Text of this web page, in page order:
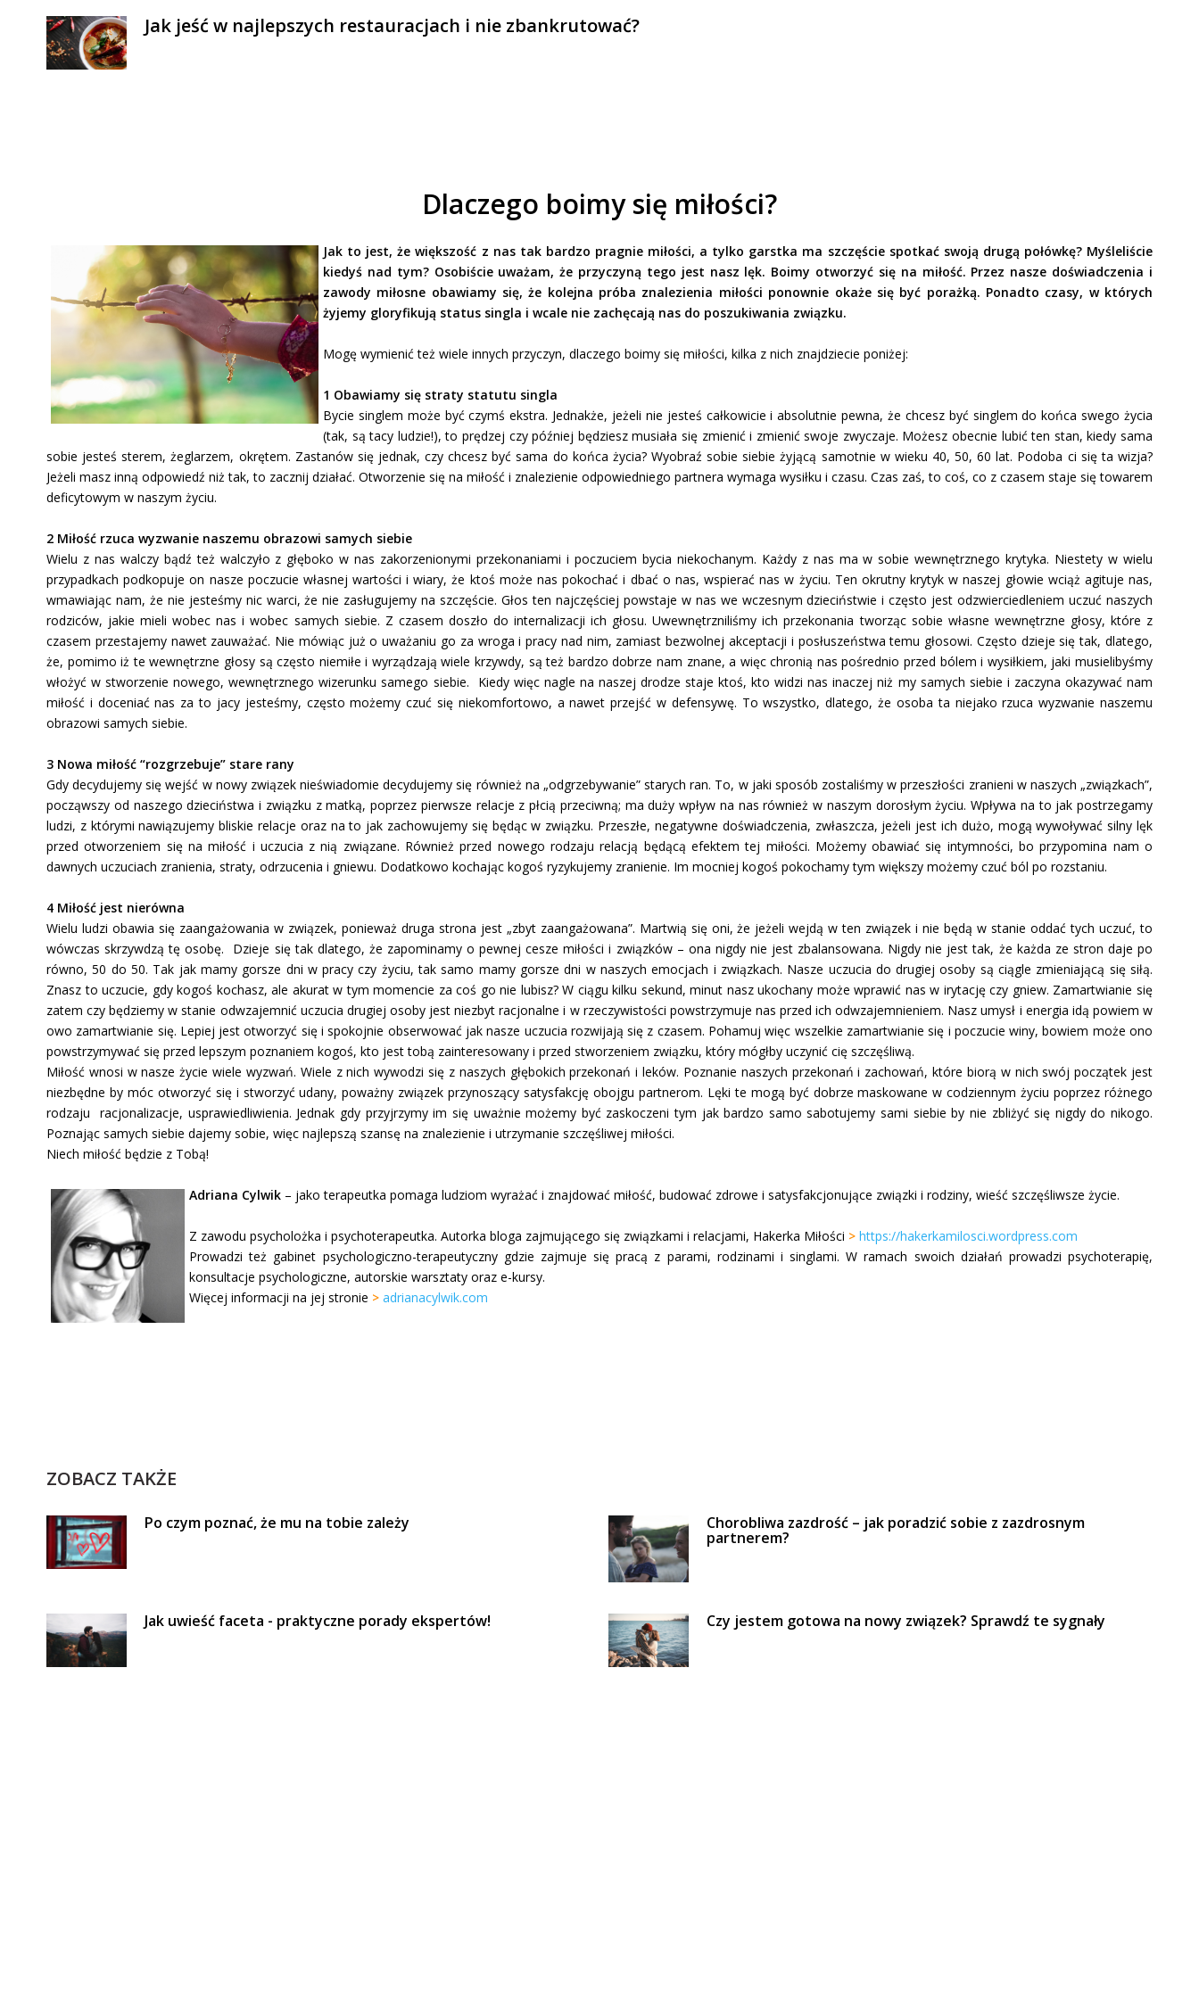
Jak jeść w najlepszych restauracjach i nie zbankrutować?
Dlaczego boimy się miłości?
Jak to jest, że większość z nas tak bardzo pragnie miłości, a tylko garstka ma szczęście spotkać swoją drugą połówkę? Myśleliście
kiedyś nad tym? Osobiście uważam, że przyczyną tego jest nasz lęk. Boimy otworzyć się na miłość. Przez nasze doświadczenia i
zawody miłosne obawiamy się, że kolejna próba znalezienia miłości ponownie okaże się być porażką. Ponadto czasy, w których
żyjemy gloryfikują status singla i wcale nie zachęcają nas do poszukiwania związku.
Mogę wymienić też wiele innych przyczyn, dlaczego boimy się miłości, kilka z nich znajdziecie poniżej:
1 Obawiamy się straty statutu singla
Bycie singlem może być czymś ekstra. Jednakże, jeżeli nie jesteś całkowicie i absolutnie pewna, że chcesz być singlem do końca swego życia
(tak, są tacy ludzie!), to prędzej czy później będziesz musiała się zmienić i zmienić swoje zwyczaje. Możesz obecnie lubić ten stan, kiedy sama
sobie jesteś sterem, żeglarzem, okrętem. Zastanów się jednak, czy chcesz być sama do końca życia? Wyobraź sobie siebie żyjącą samotnie w wieku 40, 50, 60 lat. Podoba ci się ta wizja?
Jeżeli masz inną odpowiedź niż tak, to zacznij działać. Otworzenie się na miłość i znalezienie odpowiedniego partnera wymaga wysiłku i czasu. Czas zaś, to coś, co z czasem staje się towarem
deficytowym w naszym życiu.
2 Miłość rzuca wyzwanie naszemu obrazowi samych siebie
Wielu z nas walczy bądź też walczyło z głęboko w nas zakorzenionymi przekonaniami i poczuciem bycia niekochanym. Każdy z nas ma w sobie wewnętrznego krytyka. Niestety w wielu
przypadkach podkopuje on nasze poczucie własnej wartości i wiary, że ktoś może nas pokochać i dbać o nas, wspierać nas w życiu. Ten okrutny krytyk w naszej głowie wciąż agituje nas,
wmawiając nam, że nie jesteśmy nic warci, że nie zasługujemy na szczęście. Głos ten najczęściej powstaje w nas we wczesnym dzieciństwie i często jest odzwierciedleniem uczuć naszych
rodziców, jakie mieli wobec nas i wobec samych siebie. Z czasem doszło do internalizacji ich głosu. Uwewnętrzniliśmy ich przekonania tworząc sobie własne wewnętrzne głosy, które z
czasem przestajemy nawet zauważać. Nie mówiąc już o uważaniu go za wroga i pracy nad nim, zamiast bezwolnej akceptacji i posłuszeństwa temu głosowi. Często dzieje się tak, dlatego,
że, pomimo iż te wewnętrzne głosy są często niemiłe i wyrządzają wiele krzywdy, są też bardzo dobrze nam znane, a więc chronią nas pośrednio przed bólem i wysiłkiem, jaki musielibyśmy
włożyć w stworzenie nowego, wewnętrznego wizerunku samego siebie. Kiedy więc nagle na naszej drodze staje ktoś, kto widzi nas inaczej niż my samych siebie i zaczyna okazywać nam
miłość i doceniać nas za to jacy jesteśmy, często możemy czuć się niekomfortowo, a nawet przejść w defensywę. To wszystko, dlatego, że osoba ta niejako rzuca wyzwanie naszemu
obrazowi samych siebie.
3 Nowa miłość “rozgrzebuje” stare rany
Gdy decydujemy się wejść w nowy związek nieświadomie decydujemy się również na „odgrzebywanie” starych ran. To, w jaki sposób zostaliśmy w przeszłości zranieni w naszych „związkach”,
począwszy od naszego dzieciństwa i związku z matką, poprzez pierwsze relacje z płcią przeciwną; ma duży wpływ na nas również w naszym dorosłym życiu. Wpływa na to jak postrzegamy
ludzi, z którymi nawiązujemy bliskie relacje oraz na to jak zachowujemy się będąc w związku. Przeszłe, negatywne doświadczenia, zwłaszcza, jeżeli jest ich dużo, mogą wywoływać silny lęk
przed otworzeniem się na miłość i uczucia z nią związane. Również przed nowego rodzaju relacją będącą efektem tej miłości. Możemy obawiać się intymności, bo przypomina nam o
dawnych uczuciach zranienia, straty, odrzucenia i gniewu. Dodatkowo kochając kogoś ryzykujemy zranienie. Im mocniej kogoś pokochamy tym większy możemy czuć ból po rozstaniu.
4 Miłość jest nierówna
Wielu ludzi obawia się zaangażowania w związek, ponieważ druga strona jest „zbyt zaangażowana”. Martwią się oni, że jeżeli wejdą w ten związek i nie będą w stanie oddać tych uczuć, to
wówczas skrzywdzą tę osobę. Dzieje się tak dlatego, że zapominamy o pewnej cesze miłości i związków – ona nigdy nie jest zbalansowana. Nigdy nie jest tak, że każda ze stron daje po
równo, 50 do 50. Tak jak mamy gorsze dni w pracy czy życiu, tak samo mamy gorsze dni w naszych emocjach i związkach. Nasze uczucia do drugiej osoby są ciągle zmieniającą się siłą.
Znasz to uczucie, gdy kogoś kochasz, ale akurat w tym momencie za coś go nie lubisz? W ciągu kilku sekund, minut nasz ukochany może wprawić nas w irytację czy gniew. Zamartwianie się
zatem czy będziemy w stanie odwzajemnić uczucia drugiej osoby jest niezbyt racjonalne i w rzeczywistości powstrzymuje nas przed ich odwzajemnieniem. Nasz umysł i energia idą powiem w
owo zamartwianie się. Lepiej jest otworzyć się i spokojnie obserwować jak nasze uczucia rozwijają się z czasem. Pohamuj więc wszelkie zamartwianie się i poczucie winy, bowiem może ono
powstrzymywać się przed lepszym poznaniem kogoś, kto jest tobą zainteresowany i przed stworzeniem związku, który mógłby uczynić cię szczęśliwą.
Miłość wnosi w nasze życie wiele wyzwań. Wiele z nich wywodzi się z naszych głębokich przekonań i leków. Poznanie naszych przekonań i zachowań, które biorą w nich swój początek jest
niezbędne by móc otworzyć się i stworzyć udany, poważny związek przynoszący satysfakcję obojgu partnerom. Lęki te mogą być dobrze maskowane w codziennym życiu poprzez różnego
rodzaju racjonalizacje, usprawiedliwienia. Jednak gdy przyjrzymy im się uważnie możemy być zaskoczeni tym jak bardzo samo sabotujemy sami siebie by nie zbliżyć się nigdy do nikogo.
Poznając samych siebie dajemy sobie, więc najlepszą szansę na znalezienie i utrzymanie szczęśliwej miłości.
Niech miłość będzie z Tobą!
Adriana Cylwik – jako terapeutka pomaga ludziom wyrażać i znajdować miłość, budować zdrowe i satysfakcjonujące związki i rodziny, wieść szczęśliwsze życie.
Z zawodu psycholożka i psychoterapeutka. Autorka bloga zajmującego się związkami i relacjami, Hakerka Miłości > https://hakerkamilosci.wordpress.com
Prowadzi też gabinet psychologiczno-terapeutyczny gdzie zajmuje się pracą z parami, rodzinami i singlami. W ramach swoich działań prowadzi psychoterapię,
konsultacje psychologiczne, autorskie warsztaty oraz e-kursy.
Więcej informacji na jej stronie > adrianacylwik.com
ZOBACZ TAKŻE
Po czym poznać, że mu na tobie zależy Chorobliwa zazdrość – jak poradzić sobie z zazdrosnym
partnerem?
Jak uwieść faceta - praktyczne porady ekspertów! Czy jestem gotowa na nowy związek? Sprawdź te sygnały